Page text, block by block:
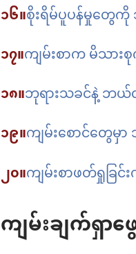
၁၆။စိုးရိမ်ပူပန်မှုတွေ
၁၇။ကျမ်းစာက မိသ
၁၈။ဘုရားသခင်နဲ့ ဘယ်
၁၉။ကျမ်းစောင်တွေမှ
၂၀။ကျမ်းစာဖတ်ရှုခ
ကျမ်းချက်ရှာဖွ